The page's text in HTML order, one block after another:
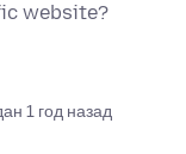
website?
1 год назад